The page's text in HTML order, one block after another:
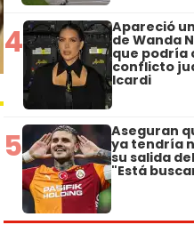
4 Apareció
de Wanda
que podría
conflicto
Icardi
5 Aseguran
ya tendría
su salida
"Está